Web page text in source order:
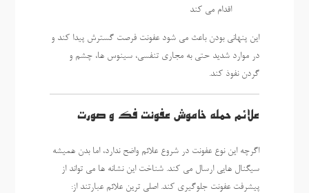
اقدام می کند
این پنهانی بودن باعث می شود عفونت فرصت گسترش پیدا کند و
در موارد شدید حتی به مجاری تنفسی، سینوس ها، چشم و
گردن نفوذ کند.
علائم حمله خاموش عفونت فک و صورت
اگرچه این نوع عفونت در شروع علائم واضح ندارد، اما بدن همیشه
سیگنال هایی ارسال می کند. شناخت این نشانه ها می تواند از
پیشرفت عفونت جلوگیری کند. اصلی ترین علائم عبارتند از: